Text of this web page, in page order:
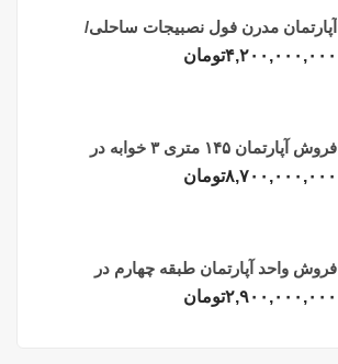
آپارتمان مدرن فول نصبیجات ساحلی/
فریدونکنار
۴,۲۰۰,۰۰۰,۰۰۰تومان
فروش آپارتمان ۱۴۵ متری ۳ خوابه در
فریدونکنار
۸,۷۰۰,۰۰۰,۰۰۰تومان
فروش واحد آپارتمان طبقه چهارم در
فریدونکنار
۲,۹۰۰,۰۰۰,۰۰۰تومان